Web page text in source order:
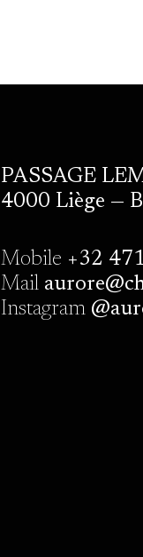
PASSAGE
4000 Liège —
Mobile +32
Mail
Instagram